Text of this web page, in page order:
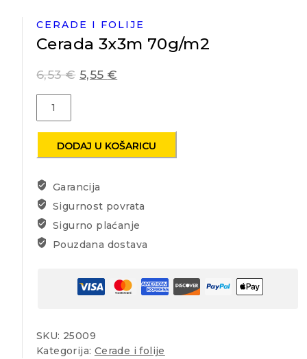
CERADE I FOLIJE
Cerada 3x3m 70g/m2
6,53€ 5,55 €
70g/m2
količina
DODAJ U KOŠARICU
Garancija
Sigurnost povrata
Sigurno plaćanje
Pouzdana dostava
SKU: 25009
Kategorija: Cerade i folije